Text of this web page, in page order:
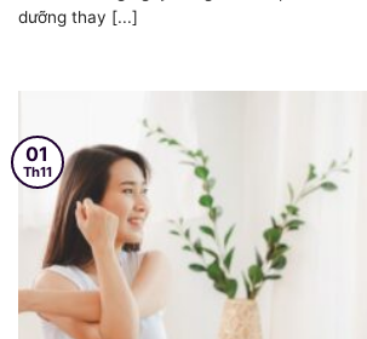
dưỡng thay [...]
01
Th11